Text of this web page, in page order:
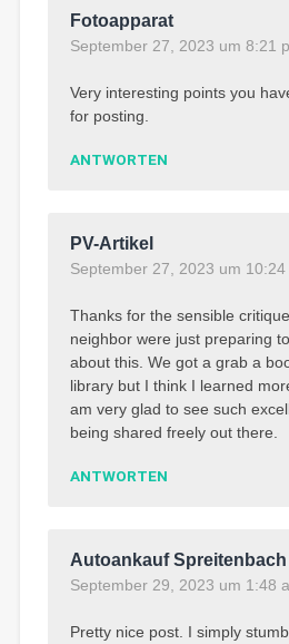
Fotoapparat
September 27, 2023 um 8:21
Very interesting points you
for posting.
ANTWORTEN
PV-Artikel
September 27, 2023 um
Thanks for the sensible
neighbor were just preparing
about this. We got a grab a
library but I think I learned
am very glad to see such
being shared freely out there.
ANTWORTEN
Autoankauf Spreitenbach
September 29, 2023 um 1:48
Pretty nice post. I simply